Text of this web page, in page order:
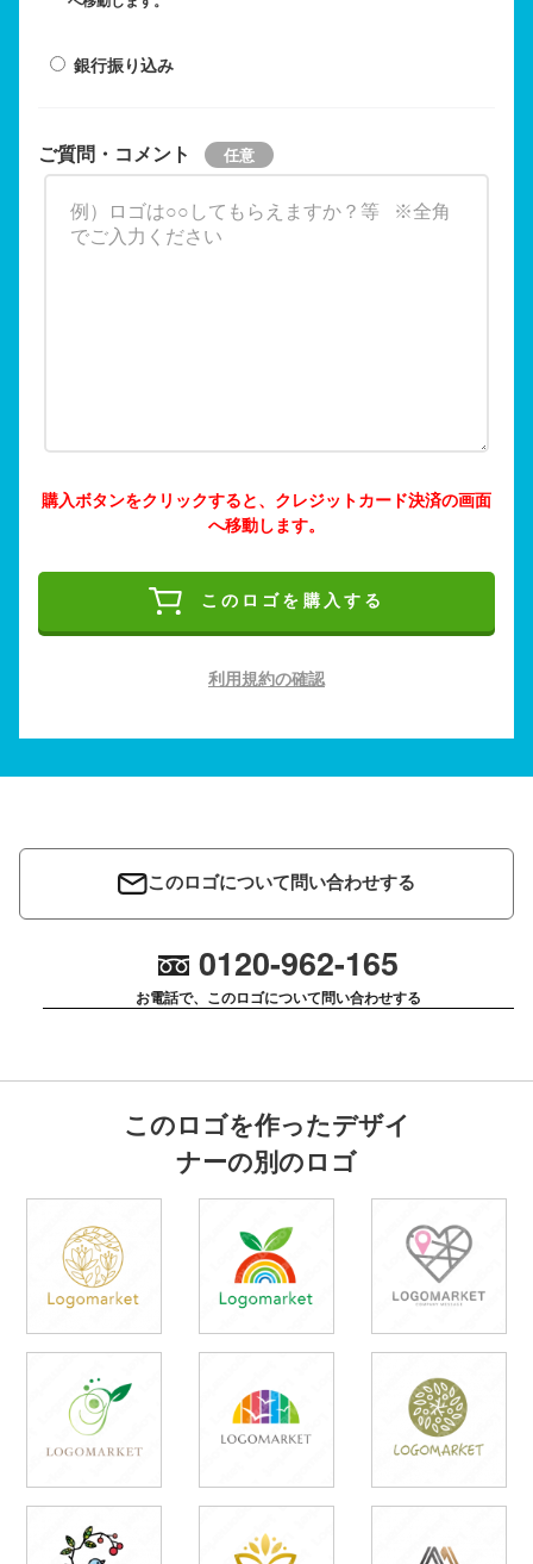
銀行振り込み
ご質問・コメント
購入ボタンをクリックすると、クレジットカード決済の画面
へ移動します。
このロゴを購入する
利用規約の確認
このロゴについて問い合わせする
0120-962-165
お電話で、このロゴについて問い合わせする
このロゴを作ったデザイ
ナーの別のロゴ